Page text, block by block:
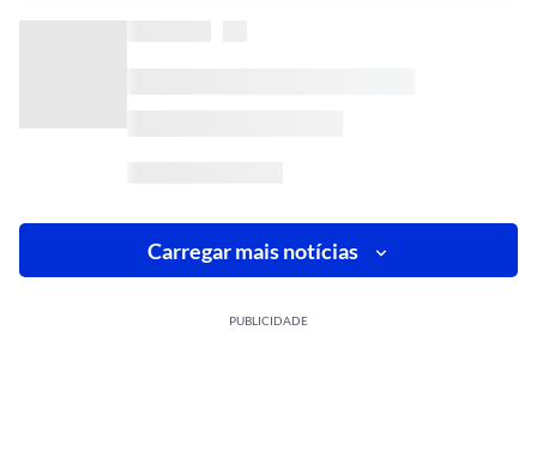
Carregar mais notícias
PUBLICIDADE